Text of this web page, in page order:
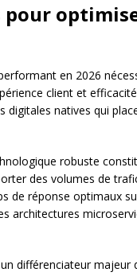
en 2026
client et
digitales natives qui
robuste
des volumes de
de réponse optimaux
architectures
différenciateur